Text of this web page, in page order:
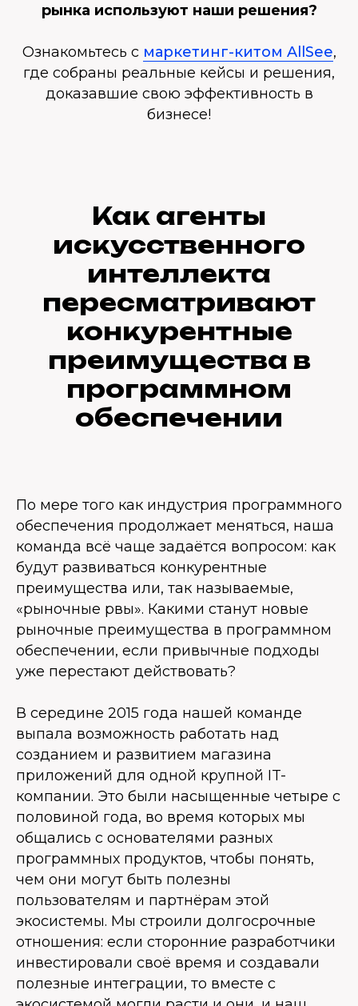
рынка используют наши решения?
Ознакомьтесь с маркетинг-китом AllSee,
где собраны реальные кейсы и решения,
доказавшие свою эффективность в
бизнесе!
Как агенты
искусственного
интеллекта
пересматривают
конкурентные
преимущества в
программном
обеспечении
По мере того как индустрия программного
обеспечения продолжает меняться, наша
команда всё чаще задаётся вопросом: как
будут развиваться конкурентные
преимущества или, так называемые,
«рыночные рвы». Какими станут новые
рыночные преимущества в программном
обеспечении, если привычные подходы
уже перестают действовать?
В середине 2015 года нашей команде
выпала возможность работать над
созданием и развитием магазина
приложений для одной крупной IT-
компании. Это были насыщенные четыре с
половиной года, во время которых мы
общались с основателями разных
программных продуктов, чтобы понять,
чем они могут быть полезны
пользователям и партнёрам этой
экосистемы. Мы строили долгосрочные
отношения: если сторонние разработчики
инвестировали своё время и создавали
полезные интеграции, то вместе с